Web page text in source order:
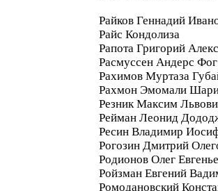
Райков Геннадий
Райс Кондолиза
Рапота Григорий
Расмуссен Андерс Фог
Рахимов Муртаза
Рахмон Эмомали
Резник Максим
Рейман Леонид
Ресин Владимир
Рогозин Дмитрий
Родионов Олег
Ройзман Евгений
Ромодановский